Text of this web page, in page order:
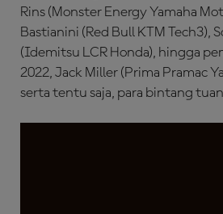
Rins (Monster Energy Yamaha
Bastianini (Red Bull KTM Tech3),
(Idemitsu LCR Honda), hingga
2022, Jack Miller (Prima Pramac
serta tentu saja, para bintang